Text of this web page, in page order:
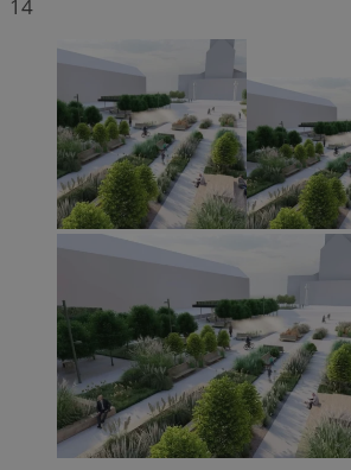
14